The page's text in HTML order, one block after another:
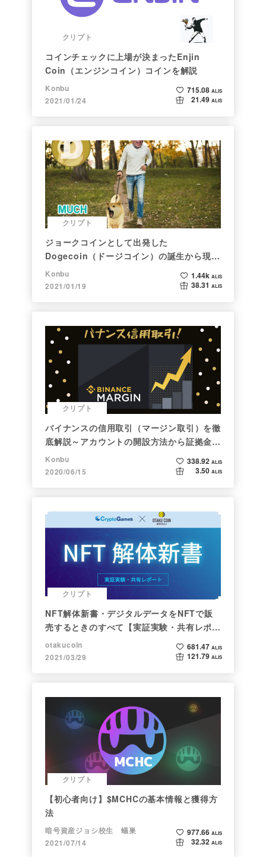
クリプト
コインチェックに上場が決まったEnjin
Coin（エンジンコイン）コインを解説
Konbu
2021/01/24
715.08 ALIS
21.49 ALIS
クリプト
ジョークコインとして出発した
Dogecoin（ドージコイン）の誕生から現在
まで。注目される非証券性🐶
Konbu
2021/01/19
1.44k ALIS
38.31 ALIS
クリプト
バイナンスの信用取引（マージン取引）を徹
底解説～アカウントの開設方法から証拠金計
算例まで～
Konbu
2020/06/15
338.92 ALIS
3.50 ALIS
クリプト
NFT解体新書・デジタルデータをNFTで販
売するときのすべて【実証実験・共有レポー
ト】
otakucoin
2021/03/29
681.47 ALIS
121.79 ALIS
クリプト
【初心者向け】$MCHCの基本情報と獲得方
法
暗号資産ジョシ校生 蟻巣
2021/07/14
977.66 ALIS
32.32 ALIS